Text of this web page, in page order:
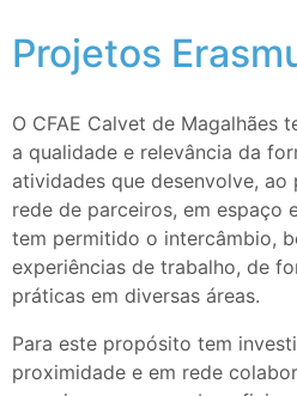
Projetos
O CFAE Calvet de Magalhães
a qualidade e relevância da
atividades que desenvolve,
rede de parceiros, em espaço
tem permitido o intercâmbio,
experiências de trabalho, de
práticas em diversas áreas.
Para este propósito tem
proximidade e em rede